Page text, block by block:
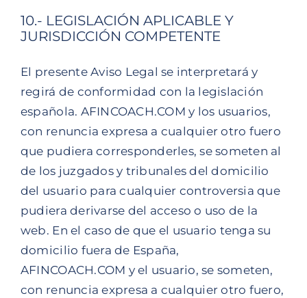
10.- LEGISLACIÓN APLICABLE Y
JURISDICCIÓN COMPETENTE
El presente Aviso Legal se interpretará y
regirá de conformidad con la legislación
española. AFINCOACH.COM y los usuarios,
con renuncia expresa a cualquier otro fuero
que pudiera corresponderles, se someten al
de los juzgados y tribunales del domicilio
del usuario para cualquier controversia que
pudiera derivarse del acceso o uso de la
web. En el caso de que el usuario tenga su
domicilio fuera de España,
AFINCOACH.COM y el usuario, se someten,
con renuncia expresa a cualquier otro fuero,